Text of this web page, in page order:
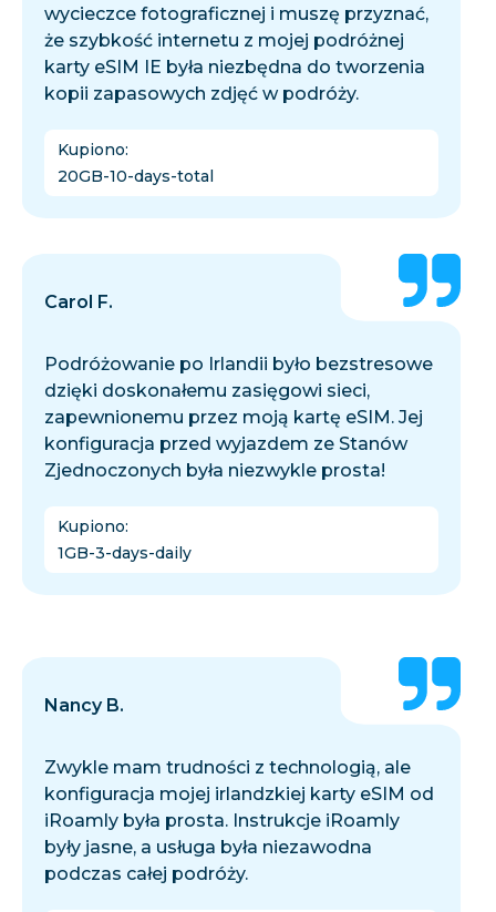
wycieczce fotograficznej i muszę przyznać,
że szybkość internetu z mojej podróżnej
karty eSIM IE była niezbędna do tworzenia
kopii zapasowych zdjęć w podróży.
Kupiono:
20GB-10-days-total
Carol F.
Podróżowanie po Irlandii było bezstresowe
dzięki doskonałemu zasięgowi sieci,
zapewnionemu przez moją kartę eSIM. Jej
konfiguracja przed wyjazdem ze Stanów
Zjednoczonych była niezwykle prosta!
Kupiono:
1GB-3-days-daily
Nancy B.
Zwykle mam trudności z technologią, ale
konfiguracja mojej irlandzkiej karty eSIM od
iRoamly była prosta. Instrukcje iRoamly
były jasne, a usługa była niezawodna
podczas całej podróży.